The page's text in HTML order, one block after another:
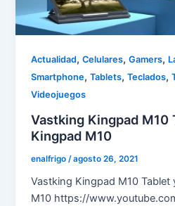
Actualidad,Celulares,Gamers,
Smartphone,Tablets,Teclados,
Videojuegos
Vastking Kingpad M10
Kingpad M10
enalfrigo /agosto 26, 2021
Vastking Kingpad M10 Tablet
M10 https://